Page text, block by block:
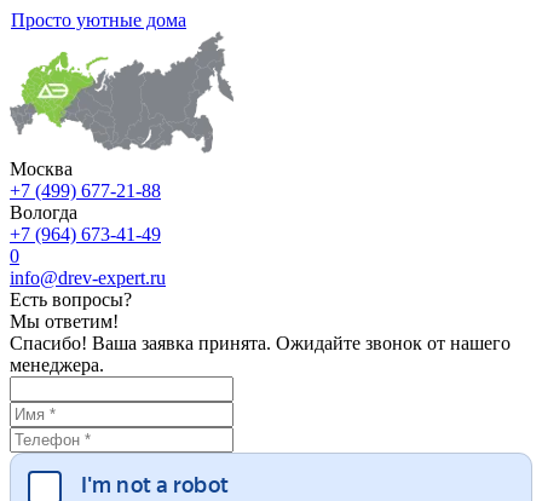
Просто уютные дома
Москва
+7 (499) 677-21-88
Вологда
+7 (964) 673-41-49
0
info@drev-expert.ru
Есть вопросы?
Мы ответим!
Спасибо! Ваша заявка принята. Ожидайте звонок от нашего
менеджера.